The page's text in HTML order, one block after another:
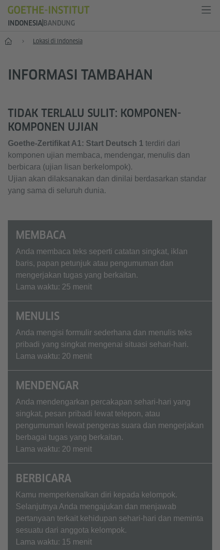
INDONESIA BANDUNG
Depan Lokasi di Indonesia
INFORMASI TAMBAHAN
TIDAK TERLALU SULIT: KOMPONEN-
KOMPONEN UJIAN
Goethe-Zertifikat A1: Start Deutsch 1 terdiri dari
komponen ujian membaca, mendengar, menulis dan
berbicara (ujian lisan berkelompok).
Ujian akan dilaksanakan dan dinilai berdasarkan standar
yang sama di seluruh dunia.
MEMBACA
Anda membaca teks seperti catatan singkat, iklan
baris, papan petunjuk atau pengumuman dan
mengerjakan tugas yang berkaitan.
Lama waktu: 25 menit
MENULIS
Anda mengisi formulir sederhana dan menulis teks
pribadi yang singkat mengenai situasi sehari-hari.
Lama waktu: 20 menit
MENDENGAR
Anda mendengarkan percakapan sehari-hari yang
singkat, pesan pribadi lewat telepon, atau
pengumuman lewat pengeras suara dan mengerjakan
berbagai tugas yang berkaitan.
Lama waktu: 20 menit
BERBICARA
Kamu memperkenalkan diri kepada kelompok.
Selanjutnya Anda mengajukan dan menjawab
pertanyaan terkait kehidupan sehari-hari dan meminta
sesuatu dari anggota kelompok.
Lama waktu: 15 menit